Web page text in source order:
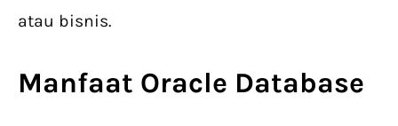
atau bisnis.
Manfaat Oracle Database